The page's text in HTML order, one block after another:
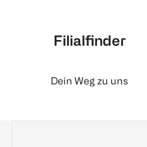
Filialfinder
Dein Weg zu uns